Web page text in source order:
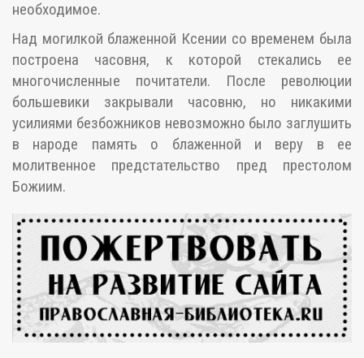
необходимое.
Над могилкой блаженной Ксении со временем была
построена часовня, к которой стекались ее
многочисленные почитатели. После революции
большевики закрывали часовню, но никакими
усилиями безбожников невозможно было заглушить
в народе память о блаженной и веру в ее
молитвенное предстательство пред престолом
Божиим.